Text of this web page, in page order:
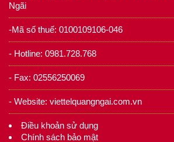
Ngãi
-Mã số thuế: 0100109106-046
- Hotline: 0981.728.768
- Fax: 02556250069
- Website: viettelquangngai.com.vn
Điều khoản sử dụng
Chính sách bảo mật